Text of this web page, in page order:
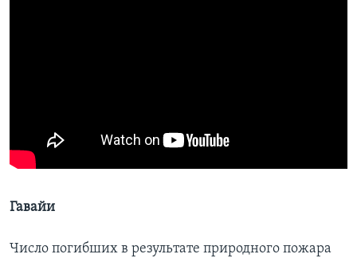
Гавайи
Число погибших в результате природного пожара